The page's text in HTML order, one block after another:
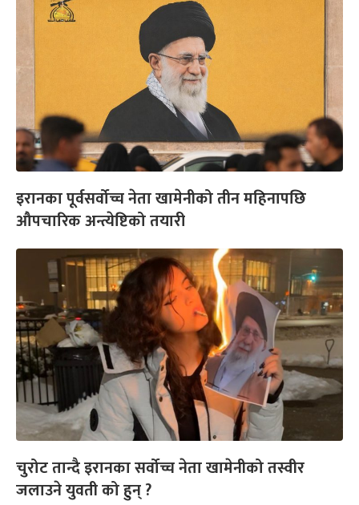
इरानका पूर्वसर्वोच्च नेता खामेनीको तीन महिनापछि
औपचारिक अन्त्येष्टिको तयारी
चुरोट तान्दै इरानका सर्वोच्च नेता खामेनीको तस्वीर
जलाउने युवती को हुन् ?